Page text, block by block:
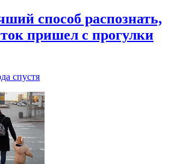
способ распознать,
пришел с прогулки
спустя